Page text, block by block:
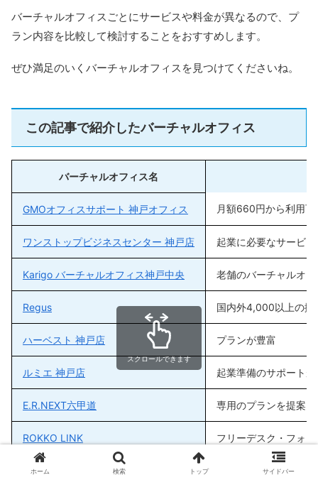
バーチャルオフィスごとにサービスや料金が異なるので、プ
ラン内容を比較して検討することをおすすめします。
ぜひ満足のいくバーチャルオフィスを見つけてくださいね。
この記事で紹介したバーチャルオフィス
バーチャルオフィス名
GMOオフィスサポート 神戸オフィス 月額660円から利用可
ワンストップビジネスセンター 神戸店 起業に必要なサービ
Karigo バーチャルオフィス神戸中央 老舗のバーチャルオ
Regus 国内外4,000以上の拠
ハーベスト 神戸店 プランが豊富
ルミエ 神戸店 起業準備のサポート
E.R.NEXT六甲道 専用のプランを提案
ROKKO LINK フリーデスク・フォ
エリンサーブ 神戸オフィス 起業支援型オフィス
スクロールできます
ホーム 検索 トップ サイドバー